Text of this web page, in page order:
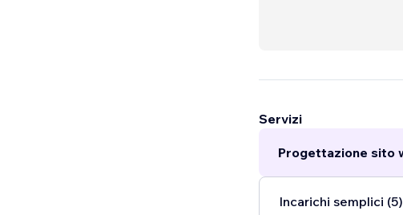
sociaux.
visuels et
pas tomber une fois
vrai travail débute :
avec vous 1 fois par
Servizi
Progettazione sito
Incarichi semplici (5)